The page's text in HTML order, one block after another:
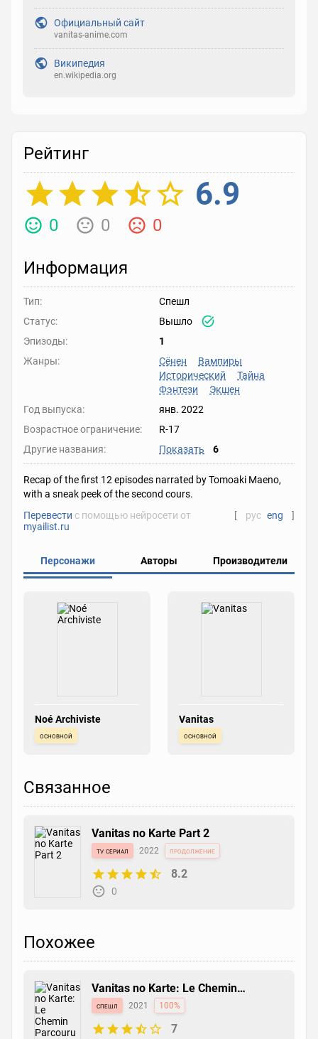
Официальный сайт
vanitas-anime.com
Википедия
en.wikipedia.org
Рейтинг
6.9
0 0 0
Информация
Тип:
Спешл
Статус:
Вышло
Эпизоды:
1
Жанры:
Сёнен
Вампиры
Исторический
Тайна
Фэнтези
Экшен
Год выпуска:
янв. 2022
Возрастное ограничение:
R-17
Другие названия:
Показать 6
Recap of the first 12 episodes narrated by Tomoaki Maeno,
with a sneak peek of the second cours.
Перевести с помощью нейросети от
myailist.ru
[ рус eng ]
Персонажи Авторы Производители
Noé Archiviste
основной
Vanitas
основной
Связанное
Vanitas no Karte Part 2
tv сериал 2022 продолжение
8.2
0
Похожее
Vanitas no Karte: Le Chemin
Parcouru Depuis la Rencontre
спешл 2021 100%
7